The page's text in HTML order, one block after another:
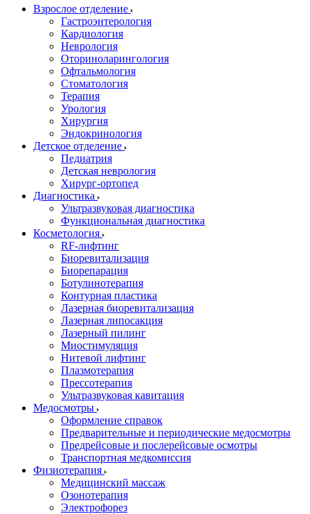
Взрослое отделение
Гастроэнтерология
Кардиология
Неврология
Оториноларингология
Офтальмология
Стоматология
Терапия
Урология
Хирургия
Эндокринология
Детское отделение
Педиатрия
Детская неврология
Хирург-ортопед
Диагностика
Ультразвуковая диагностика
Функциональная диагностика
Косметология
RF-лифтинг
Биоревитализация
Биорепарация
Ботулинотерапия
Контурная пластика
Лазерная биоревитализация
Лазерная липосакция
Лазерный пилинг
Миостимуляция
Нитевой лифтинг
Плазмотерапия
Прессотерапия
Ультразвуковая кавитация
Медосмотры
Оформление справок
Предварительные и периодические медосмотры
Предрейсовые и послерейсовые осмотры
Транспортная медкомиссия
Физиотерапия
Медицинский массаж
Озонотерапия
Электрофорез